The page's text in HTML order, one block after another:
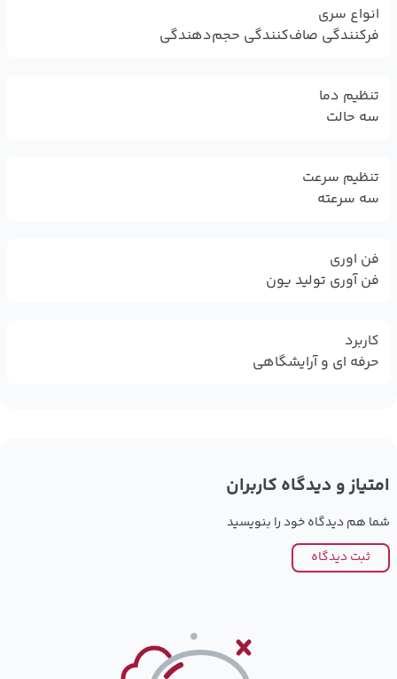
انواع سری
فرکنندگی صاف‌کنندگی حجم‌دهندگی
تنظیم دما
سه حالت
تنظیم سرعت
سه سرعته
فن اوری
فن آوری تولید یون
کاربرد
حرفه ای و آرایشگاهی
امتیاز و دیدگاه کاربران
شما هم دیدگاه خود را بنویسید
ثبت دیدگاه